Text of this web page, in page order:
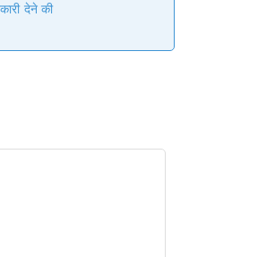
देने की